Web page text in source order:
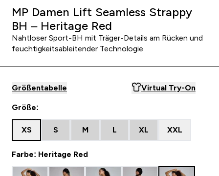
MP Damen Lift Seamless Strappy
BH – Heritage Red
Nahtloser Sport-BH mit Träger-Details am Rücken und
feuchtigkeitsableitender Technologie
Größentabelle Virtual Try-On
Größe:
XS S M L XL XXL
Farbe: Heritage Red